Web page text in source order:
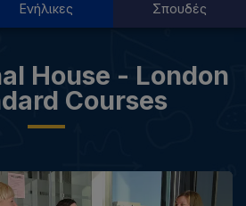
Ενήλικες Σπουδές
House - London
Courses